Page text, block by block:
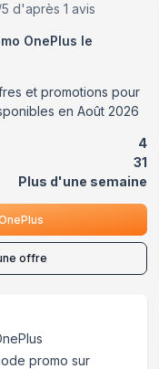
5 d'après1 avis
OnePlus le
et promotions pour
en Août 2026
4
31
Plus d'une semaine
offre
promo sur